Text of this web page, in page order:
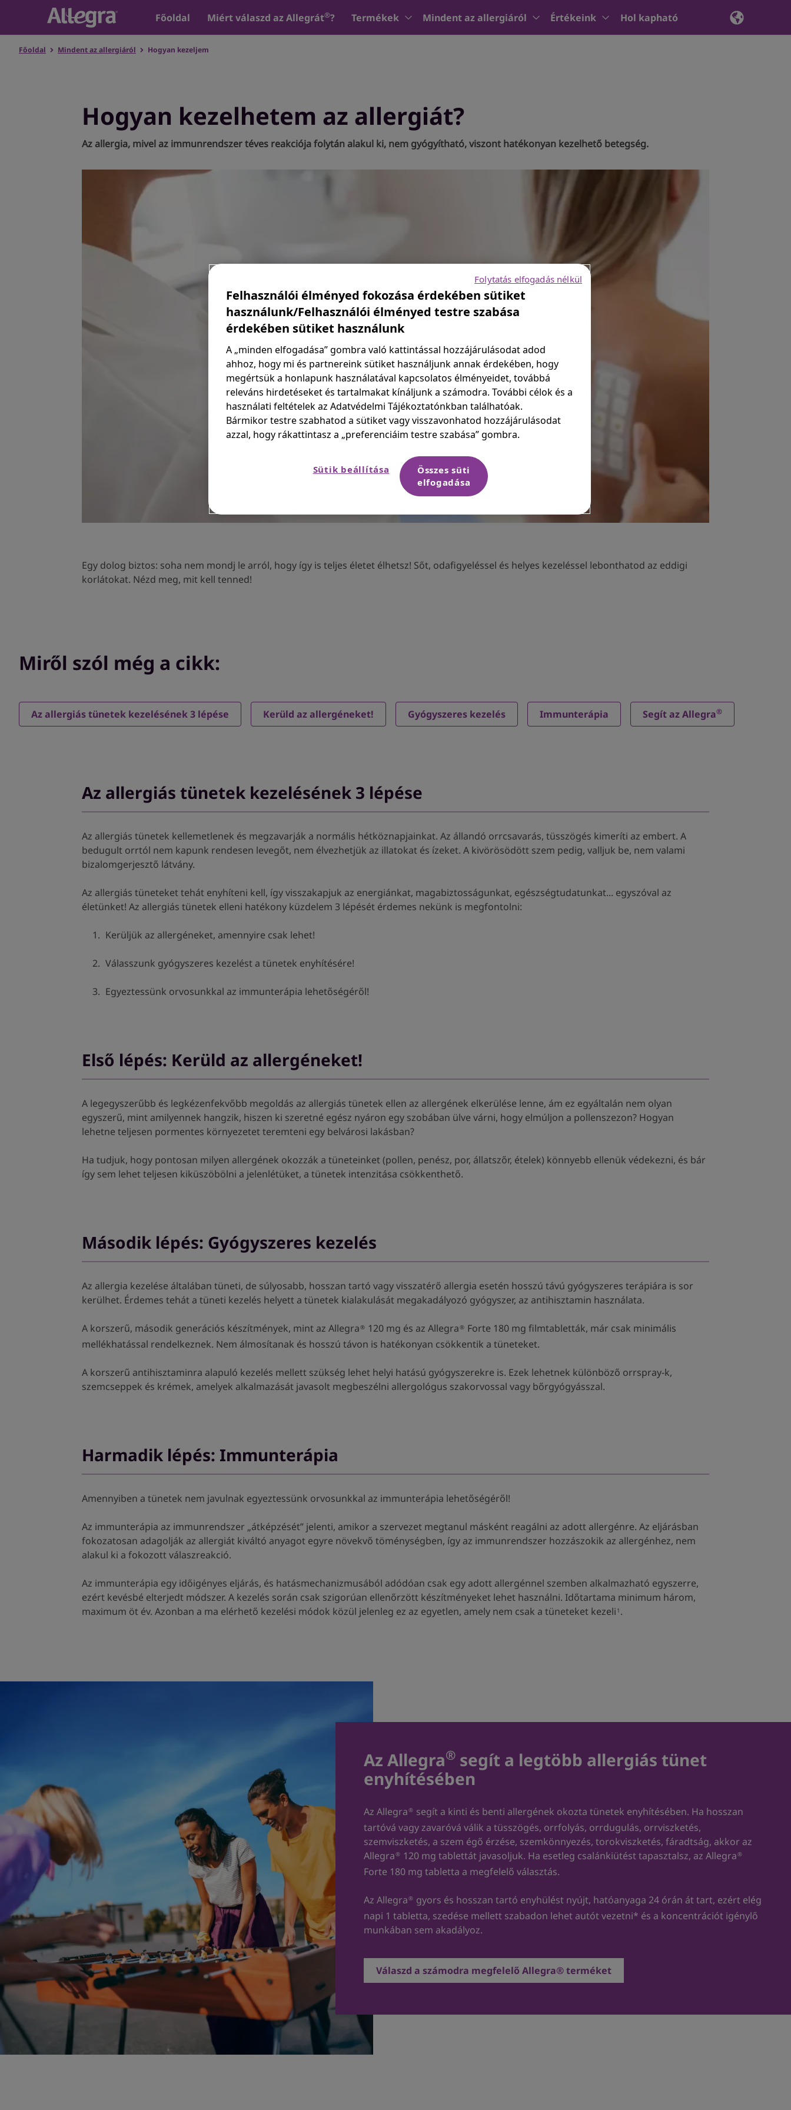
Főoldal Miért válaszd az Allegrát®? Termékek Mindent az allergiáról Értékeink Hol kapható
Főoldal Mindent az allergiáról Hogyan kezeljem
Hogyan kezelhetem az allergiát?
Az allergia, mivel az immunrendszer téves reakciója folytán alakul ki, nem gyógyítható, viszont hatékonyan kezelhető betegség.
Egy dolog biztos: soha nem mondj le arról, hogy így is teljes életet élhetsz! Sőt, odafigyeléssel és helyes kezeléssel lebonthatod az eddigi
korlátokat. Nézd meg, mit kell tenned!
Miről szól még a cikk:
Az allergiás tünetek kezelésének 3 lépése Kerüld az allergéneket! Gyógyszeres kezelés Immunterápia Segít az Allegra®
Az allergiás tünetek kezelésének 3 lépése
Az allergiás tünetek kellemetlenek és megzavarják a normális hétköznapjainkat. Az állandó orrcsavarás, tüsszögés kimeríti az embert. A
bedugult orrtól nem kapunk rendesen levegőt, nem élvezhetjük az illatokat és ízeket. A kivörösödött szem pedig, valljuk be, nem valami
bizalomgerjesztő látvány.
Az allergiás tüneteket tehát enyhíteni kell, így visszakapjuk az energiánkat, magabiztosságunkat, egészségtudatunkat... egyszóval az
életünket! Az allergiás tünetek elleni hatékony küzdelem 3 lépését érdemes nekünk is megfontolni:
Kerüljük az allergéneket, amennyire csak lehet!
Válasszunk gyógyszeres kezelést a tünetek enyhítésére!
Egyeztessünk orvosunkkal az immunterápia lehetőségéről!
Első lépés: Kerüld az allergéneket!
A legegyszerűbb és legkézenfekvőbb megoldás az allergiás tünetek ellen az allergének elkerülése lenne, ám ez egyáltalán nem olyan
egyszerű, mint amilyennek hangzik, hiszen ki szeretné egész nyáron egy szobában ülve várni, hogy elmúljon a pollenszezon? Hogyan
lehetne teljesen pormentes környezetet teremteni egy belvárosi lakásban?
Ha tudjuk, hogy pontosan milyen allergének okozzák a tüneteinket (pollen, penész, por, állatszőr, ételek) könnyebb ellenük védekezni, és bár
így sem lehet teljesen kiküszöbölni a jelenlétüket, a tünetek intenzitása csökkenthető.
Második lépés: Gyógyszeres kezelés
Az allergia kezelése általában tüneti, de súlyosabb, hosszan tartó vagy visszatérő allergia esetén hosszú távú gyógyszeres terápiára is sor
kerülhet. Érdemes tehát a tüneti kezelés helyett a tünetek kialakulását megakadályozó gyógyszer, az antihisztamin használata.
A korszerű, második generációs készítmények, mint az Allegra® 120 mg és az Allegra® Forte 180 mg filmtabletták, már csak minimális
mellékhatással rendelkeznek. Nem álmosítanak és hosszú távon is hatékonyan csökkentik a tüneteket.
A korszerű antihisztaminra alapuló kezelés mellett szükség lehet helyi hatású gyógyszerekre is. Ezek lehetnek különböző orrspray-k,
szemcseppek és krémek, amelyek alkalmazását javasolt megbeszélni allergológus szakorvossal vagy bőrgyógyásszal.
Harmadik lépés: Immunterápia
Amennyiben a tünetek nem javulnak egyeztessünk orvosunkkal az immunterápia lehetőségéről!
Az immunterápia az immunrendszer „átképzését” jelenti, amikor a szervezet megtanul másként reagálni az adott allergénre. Az eljárásban
fokozatosan adagolják az allergiát kiváltó anyagot egyre növekvő töménységben, így az immunrendszer hozzászokik az allergénhez, nem
alakul ki a fokozott válaszreakció.
Az immunterápia egy időigényes eljárás, és hatásmechanizmusából adódóan csak egy adott allergénnel szemben alkalmazható egyszerre,
ezért kevésbé elterjedt módszer. A kezelés során csak szigorúan ellenőrzött készítményeket lehet használni. Időtartama minimum három,
maximum öt év. Azonban a ma elérhető kezelési módok közül jelenleg ez az egyetlen, amely nem csak a tüneteket kezeli 1 .
Az Allegra®segít a legtöbb allergiás tünet
enyhítésében
Az Allegra® segít a kinti és benti allergének okozta tünetek enyhítésében. Ha hosszan
tartóvá vagy zavaróvá válik a tüsszögés, orrfolyás, orrdugulás, orrviszketés,
szemviszketés, a szem égő érzése, szemkönnyezés, torokviszketés, fáradtság, akkor az
Allegra® 120 mg tablettát javasoljuk. Ha esetleg csalánkiütést tapasztalsz, az Allegra®
Forte 180 mg tabletta a megfelelő választás.
Az Allegra® gyors és hosszan tartó enyhülést nyújt, hatóanyaga 24 órán át tart, ezért elég
napi 1 tabletta, szedése mellett szabadon lehet autót vezetni* és a koncentrációt igénylő
munkában sem akadályoz.
Válaszd a számodra megfelelő Allegra® terméket
Felhasználói élményed fokozása érdekében sütiket
használunk/Felhasználói élményed testre szabása
érdekében sütiket használunk
A „minden elfogadása” gombra való kattintással hozzájárulásodat adod
ahhoz, hogy mi és partnereink sütiket használjunk annak érdekében, hogy
megértsük a honlapunk használatával kapcsolatos élményeidet, továbbá
releváns hirdetéseket és tartalmakat kínáljunk a számodra. További célok és a
használati feltételek az Adatvédelmi Tájékoztatónkban találhatóak.
Bármikor testre szabhatod a sütiket vagy visszavonhatod hozzájárulásodat
azzal, hogy rákattintasz a „preferenciáim testre szabása” gombra.
Sütik beállítása
Összes süti
elfogadása
Folytatás elfogadás nélkül